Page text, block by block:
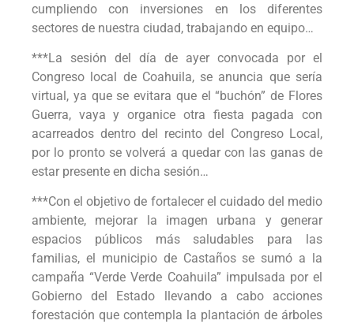
cumpliendo con inversiones en los diferentes
sectores de nuestra ciudad, trabajando en equipo…
***La sesión del día de ayer convocada por el
Congreso local de Coahuila, se anuncia que sería
virtual, ya que se evitara que el “buchón” de Flores
Guerra, vaya y organice otra fiesta pagada con
acarreados dentro del recinto del Congreso Local,
por lo pronto se volverá a quedar con las ganas de
estar presente en dicha sesión…
***Con el objetivo de fortalecer el cuidado del medio
ambiente, mejorar la imagen urbana y generar
espacios públicos más saludables para las
familias, el municipio de Castaños se sumó a la
campaña “Verde Verde Coahuila” impulsada por el
Gobierno del Estado llevando a cabo acciones
forestación que contempla la plantación de árboles